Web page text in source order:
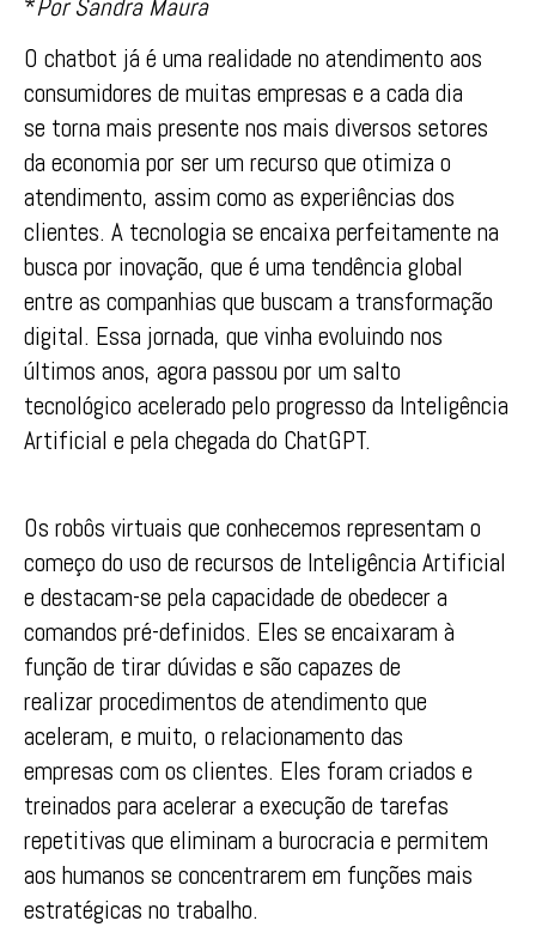
*Por Sandra Maura
O chatbot já é uma realidade no atendimento aos
consumidores de muitas empresas e a cada dia
se torna mais presente nos mais diversos setores
da economia por ser um recurso que otimiza o
atendimento, assim como as experiências dos
clientes. A tecnologia se encaixa perfeitamente na
busca por inovação, que é uma tendência global
entre as companhias que buscam a transformação
digital. Essa jornada, que vinha evoluindo nos
últimos anos, agora passou por um salto
tecnológico acelerado pelo progresso da Inteligência
Artificial e pela chegada do ChatGPT.
Os robôs virtuais que conhecemos representam o
começo do uso de recursos de Inteligência Artificial
e destacam-se pela capacidade de obedecer a
comandos pré-definidos. Eles se encaixaram à
função de tirar dúvidas e são capazes de
realizar procedimentos de atendimento que
aceleram, e muito, o relacionamento das
empresas com os clientes. Eles foram criados e
treinados para acelerar a execução de tarefas
repetitivas que eliminam a burocracia e permitem
aos humanos se concentrarem em funções mais
estratégicas no trabalho.